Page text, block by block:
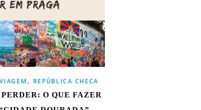
, REPÚBLICA CHECA
O QUE FAZER